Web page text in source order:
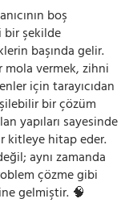
boş
bir şekilde
başında gelir.
vermek, zihni
için tarayıcıdan
bir çözüm
yapıları sayesinde
kitleye hitap eder.
aynı zamanda
çözme gibi
gelmiştir. 🧠